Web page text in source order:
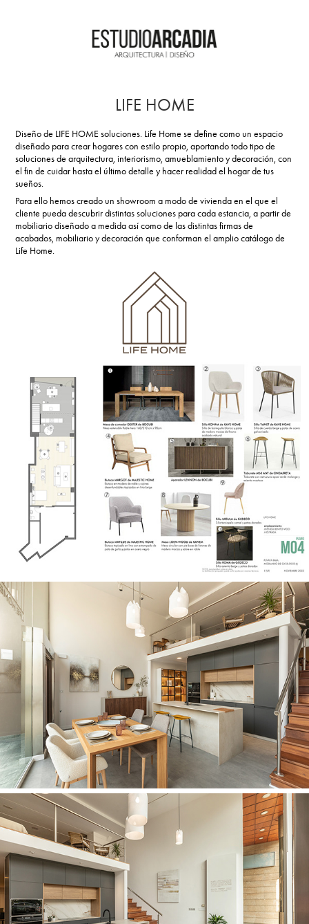
LIFE HOME
Diseño de LIFE HOME soluciones. Life Home se define como un espacio
diseñado para crear hogares con estilo propio, aportando todo tipo de
soluciones de arquitectura, interiorismo, amueblamiento y decoración, con
el fin de cuidar hasta el último detalle y hacer realidad el hogar de tus
sueños.
Para ello hemos creado un showroom a modo de vivienda en el que el
cliente pueda descubrir distintas soluciones para cada estancia, a partir de
mobiliario diseñado a medida así como de las distintas firmas de
acabados, mobiliario y decoración que conforman el amplio catálogo de
Life Home.